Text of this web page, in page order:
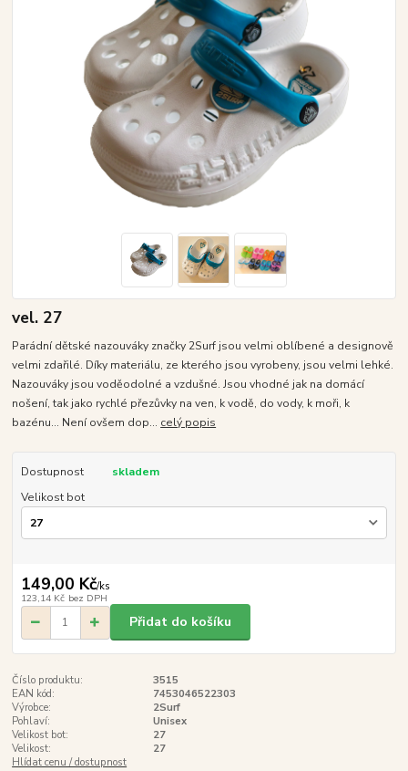
vel. 27
Parádní dětské nazouváky značky 2Surf jsou velmi oblíbené a designově
velmi zdařilé. Díky materiálu, ze kterého jsou vyrobeny, jsou velmi lehké.
Nazouváky jsou voděodolné a vzdušné. Jsou vhodné jak na domácí
nošení, tak jako rychlé přezůvky na ven, k vodě, do vody, k moři, k
bazénu... Není ovšem dop... celý popis
Dostupnost
skladem
Velikost bot
149,00 Kč/ks
123,14 Kč bez DPH
Přidat do košíku
Číslo produktu:
3515
EAN kód:
7453046522303
Výrobce:
2Surf
Pohlaví:
Unisex
Velikost bot:
27
Velikost:
27
Hlídat cenu / dostupnost